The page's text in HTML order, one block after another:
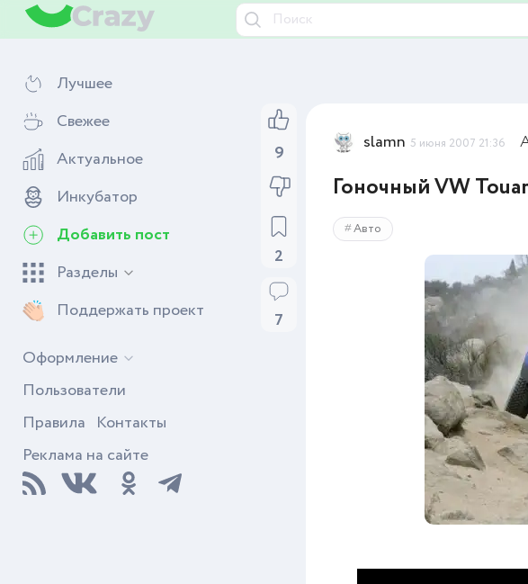
Лучшее
Свежее
Актуальное
Инкубатор
Добавить пост
Разделы
Поддержать проект
Оформление
Пользователи
Правила Контакты
Реклама на сайте
9
2
7
slamn 5 июня 2007 21:36
Гоночный VW
Авто